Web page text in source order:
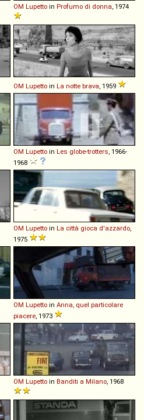
OM Lupetto in Profumo di donna, 1974
OM Lupetto in La notte brava, 1959
OM Lupetto in Les globe-trotters, 1966-
1968
OM Lupetto in La città gioca d'azzardo,
1975
OM Lupetto in Anna, quel particolare
piacere, 1973
OM Lupetto in Banditi a Milano, 1968